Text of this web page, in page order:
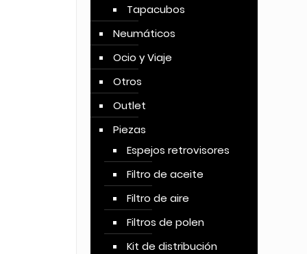
Tapacubos
Neumáticos
Ocio y Viaje
Otros
Outlet
Piezas
Espejos retrovisores
Filtro de aceite
Filtro de aire
Filtros de polen
Kit de distribución